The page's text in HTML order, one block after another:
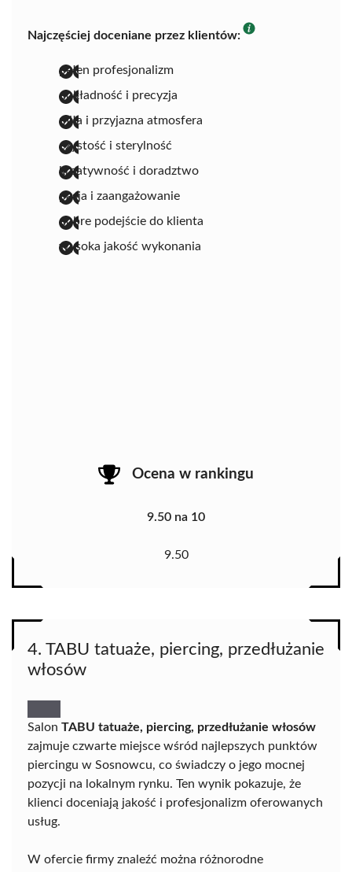
Najczęściej doceniane przez klientów:
pełen profesjonalizm
dokładność i precyzja
miła i przyjazna atmosfera
czystość i sterylność
kreatywność i doradztwo
pasja i zaangażowanie
dobre podejście do klienta
wysoka jakość wykonania
Ocena w rankingu
9.50 na 10
9.50
4. TABU tatuaże, piercing, przedłużanie
włosów
Salon TABU tatuaże, piercing, przedłużanie włosów
zajmuje czwarte miejsce wśród najlepszych punktów
piercingu w Sosnowcu, co świadczy o jego mocnej
pozycji na lokalnym rynku. Ten wynik pokazuje, że
klienci doceniają jakość i profesjonalizm oferowanych
usług.
W ofercie firmy znaleźć można różnorodne